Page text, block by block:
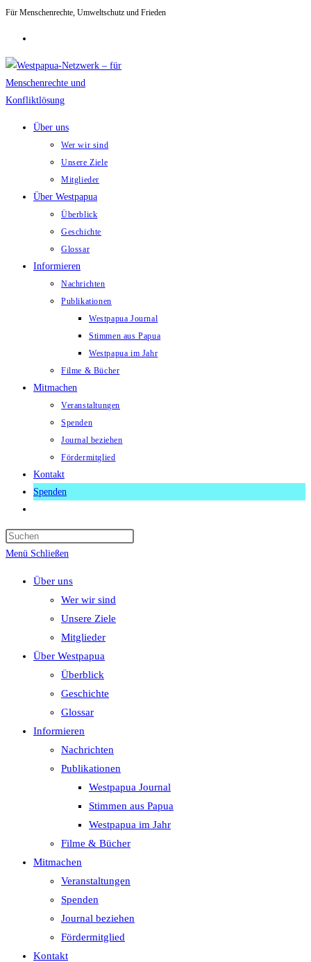
Zum
Für Menschenrechte, Umweltschutz und Frieden
Über uns
Wer wir sind
Unsere Ziele
Mitglieder
Über Westpapua
Überblick
Geschichte
Glossar
Informieren
Nachrichten
Publikationen
Westpapua Journal
Stimmen aus Papua
Westpapua im Jahr
Filme & Bücher
Mitmachen
Veranstaltungen
Spenden
Journal beziehen
Fördermitglied
Kontakt
Spenden
umschalten
Menü Schließen
Über uns
Wer wir sind
Unsere Ziele
Mitglieder
Über Westpapua
Überblick
Geschichte
Glossar
Informieren
Nachrichten
Publikationen
Westpapua Journal
Stimmen aus Papua
Westpapua im Jahr
Filme & Bücher
Mitmachen
Veranstaltungen
Spenden
Journal beziehen
Fördermitglied
Kontakt